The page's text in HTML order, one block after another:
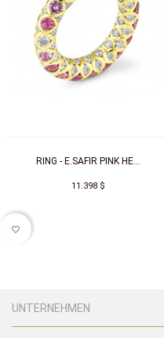
RING - E.SAFIR PINK HE...
11.398 $
favorite_border
UNTERNEHMEN